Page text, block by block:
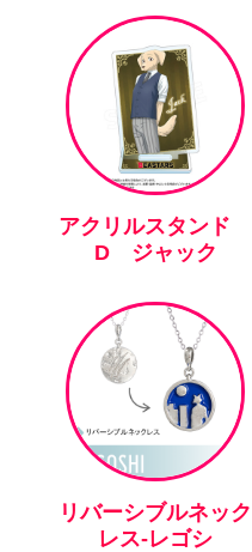
アクリルスタンド
D ジャック
リバーシブルネック
レス-レゴシ